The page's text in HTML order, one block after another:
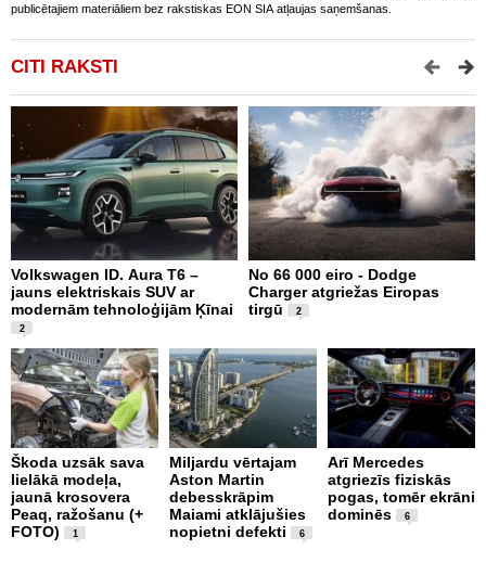
publicētajiem materiāliem bez rakstiskas EON SIA atļaujas saņemšanas.
CITI RAKSTI
Volkswagen ID. Aura T6 –
jauns elektriskais SUV ar
modernām tehnoloģijām Ķīnai
2
No 66 000 eiro - Dodge
Charger atgriežas Eiropas
tirgū
2
Škoda uzsāk sava
lielākā modeļa,
jaunā krosovera
Peaq, ražošanu (+
FOTO)
1
Miljardu vērtajam
Aston Martin
debesskrāpim
Maiami atklājušies
nopietni defekti
6
Arī Mercedes
atgriezīs fiziskās
pogas, tomēr ekrāni
dominēs
6